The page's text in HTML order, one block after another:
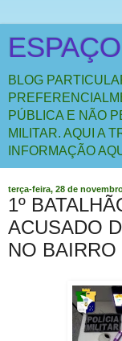
BLOG
PÚBLICA E NÃO
MILITAR. AQUI A
INFORMAÇÃO
terça-feira, 28 de
1º
ACUSADO
NO BAIRRO